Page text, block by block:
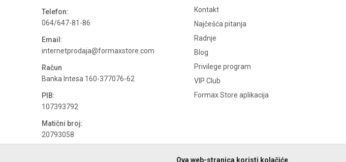
Telefon:
064/647-81-86
Email:
internetprodaja@formaxstore.com
Račun
Banka Intesa 160-377076-62
PIB:
107393792
Matični broj:
20793058
Kontakt
Najčešća pitanja
Radnje
Blog
Privilege program
VIP Club
Formax Store aplikacija
Ova web-stranica koristi kolačiće